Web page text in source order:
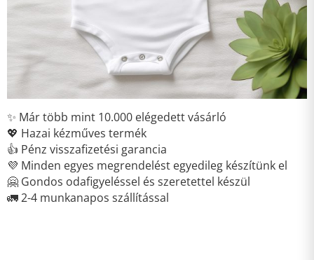
✨ Már több mint 10.000 elégedett vásárló
💖 Hazai kézműves termék
👍 Pénz visszafizetési garancia
💜 Minden egyes megrendelést egyedileg készítünk el
🤗 Gondos odafigyeléssel és szeretettel készül
🚛 2-4 munkanapos szállítással